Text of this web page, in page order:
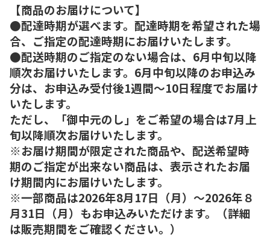
【商品のお届けについて】
●配達時期が選べます。配達時期を希望された場
合、ご指定の配達時期にお届けいたします。
●配送時期のご指定のない場合は、6月中旬以降
順次お届けいたします。6月中旬以降のお申込み
分は、お申込み受付後1週間～10日程度でお届け
いたします。
ただし、「御中元のし」をご希望の場合は7月上
旬以降順次お届けいたします。
※お届け期間が限定された商品や、配送希望時
期のご指定が出来ない商品は、表示されたお届
け期間内にお届けいたします。
※一部商品は2026年8月17日（月）～2026年８
月31日（月）もお申込みいただけます。（詳細
は販売期間をご確認ください。）